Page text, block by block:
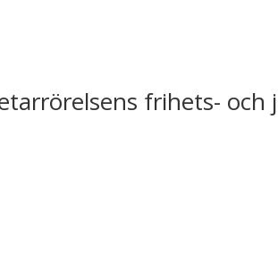
frihets- och